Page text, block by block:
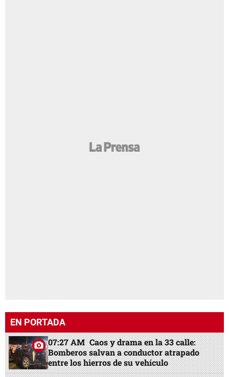
EN PORTADA
07:27 AM Caos y drama en la 33 calle:
Bomberos salvan a conductor atrapado
entre los hierros de su vehículo